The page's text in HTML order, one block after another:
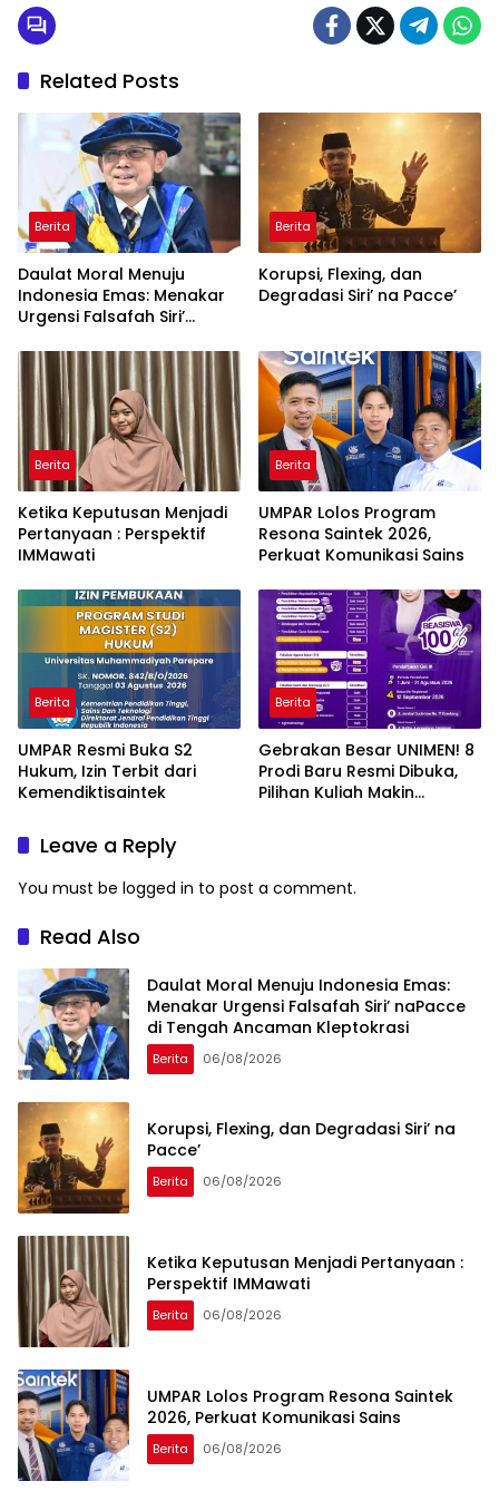
Related Posts
Berita
Daulat Moral Menuju
Indonesia Emas: Menakar
Urgensi Falsafah Siri’
Ancaman Kleptokrasi
Berita
Korupsi, Flexing, dan
Degradasi Siri’ na Pacce’
Berita
Ketika Keputusan Menjadi
Pertanyaan : Perspektif
IMMawati
Berita
UMPAR Lolos Program
Resona Saintek 2026,
Perkuat Komunikasi Sains
Berita
UMPAR Resmi Buka S2
Hukum, Izin Terbit dari
Kemendiktisaintek
Berita
Gebrakan Besar UNIMEN! 8
Prodi Baru Resmi Dibuka,
Pilihan Kuliah Makin
Leave a Reply
You must be logged in to post a comment.
Read Also
Daulat Moral Menuju Indonesia Emas:
Menakar Urgensi Falsafah Siri’ naPacce
di Tengah Ancaman Kleptokrasi
Berita 06/08/2026
Korupsi, Flexing, dan Degradasi Siri’ na
Pacce’
Berita 06/08/2026
Ketika Keputusan Menjadi Pertanyaan :
Perspektif IMMawati
Berita 06/08/2026
UMPAR Lolos Program Resona Saintek
2026, Perkuat Komunikasi Sains
Berita 06/08/2026